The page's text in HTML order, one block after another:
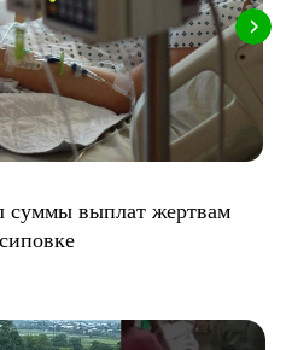
суммы выплат жертвам